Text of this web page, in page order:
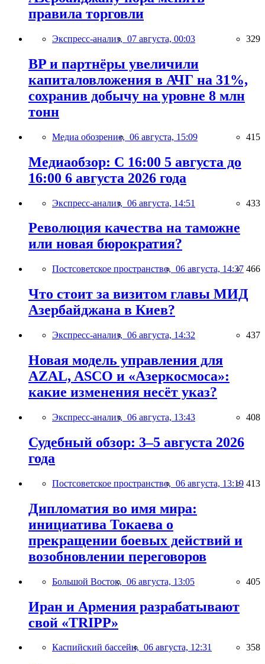
правила торговли
Экспресс-анализ, 07 августа, 00:03 329
BP и партнёры увеличили
капиталовложения в АЧГ на 31%,
сохранив добычу на уровне 8 млн
тонн
Медиа обозрение, 06 августа, 15:09 415
Медиаобзор: С 16:00 5 августа до
16:00 6 августа 2026 года
Экспресс-анализ, 06 августа, 14:51 433
Революция качества на таможне
или новая бюрократия?
Постсоветское пространство, 06 августа, 14:37 466
Что стоит за визитом главы МИД
Азербайджана в Киев?
Экспресс-анализ, 06 августа, 14:32 437
Новая модель управления для
AZAL, ASCO и «Азеркосмоса»:
какие изменения несёт указ?
Экспресс-анализ, 06 августа, 13:43 408
Судебный обзор: 3–5 августа 2026
года
Постсоветское пространство, 06 августа, 13:19 413
Дипломатия во имя мира:
инициатива Токаева о
прекращении боевых действий и
возобновлении переговоров
Большой Восток, 06 августа, 13:05 405
Иран и Армения разрабатывают
свой «TRIPP»
Каспийский бассейн, 06 августа, 12:31 358